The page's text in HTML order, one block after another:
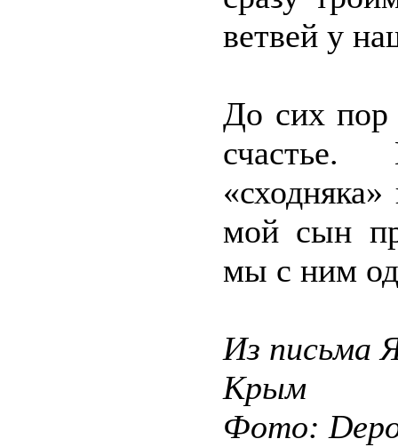
ветвей у
До сих пор
счастье.
мой сын
мы с ним
Из письма
Крым
Фото: